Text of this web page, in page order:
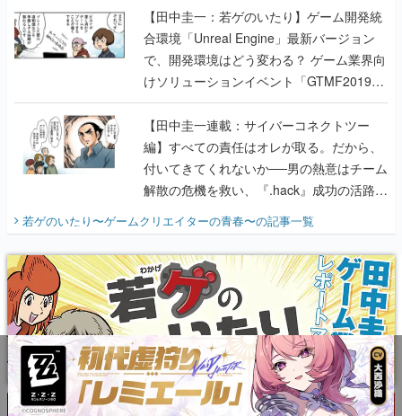
【田中圭一：若ゲのいたり】ゲーム開発統
合環境「Unreal Engine」最新バージョン
で、開発環境はどう変わる？ ゲーム業界向
けソリューションイベント「GTMF2019」
に行って、より理解を深めよう【PR】
【田中圭一連載：サイバーコネクトツー
編】すべての責任はオレが取る。だから、
付いてきてくれないか──男の熱意はチーム
解散の危機を救い、『.hack』成功の活路を
『少年ジャンプ』色だった【若ゲのいた
り】
若ゲのいたり〜ゲームクリエイターの青春〜の記事一覧
X Youtube